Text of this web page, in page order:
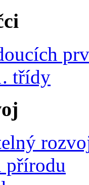
třídy
přírodu